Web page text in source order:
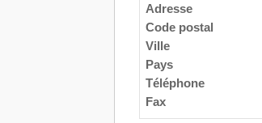
Adresse
Code postal
Ville
Pays
Téléphone
Fax